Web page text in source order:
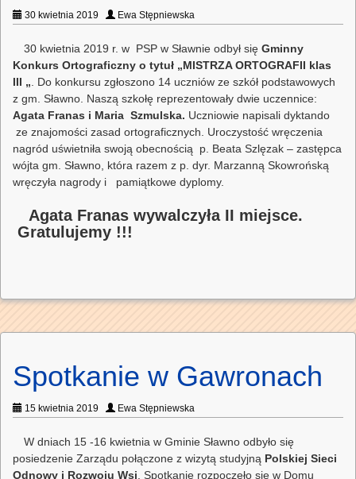
30 kwietnia 2019 Ewa Stępniewska
30 kwietnia 2019 r. w PSP w Sławnie odbył się Gminny
Konkurs Ortograficzny o tytuł „MISTRZA ORTOGRAFII klas
III „ . Do konkursu zgłoszono 14 uczniów ze szkół podstawowych
z gm. Sławno. Naszą szkołę reprezentowały dwie uczennice:
Agata Franas i Maria Szmulska. Uczniowie napisali dyktando
ze znajomości zasad ortograficznych. Uroczystość wręczenia
nagród uświetniła swoją obecnością p. Beata Szlęzak – zastępca
wójta gm. Sławno, która razem z p. dyr. Marzanną Skowrońską
wręczyła nagrody i pamiątkowe dyplomy.
Agata Franas wywalczyła II miejsce.
Gratulujemy !!!
Spotkanie w Gawronach
15 kwietnia 2019 Ewa Stępniewska
W dniach 15 -16 kwietnia w Gminie Sławno odbyło się
posiedzenie Zarządu połączone z wizytą studyjną Polskiej Sieci
Odnowy i Rozwoju Wsi . Spotkanie rozpoczęło się w Domu